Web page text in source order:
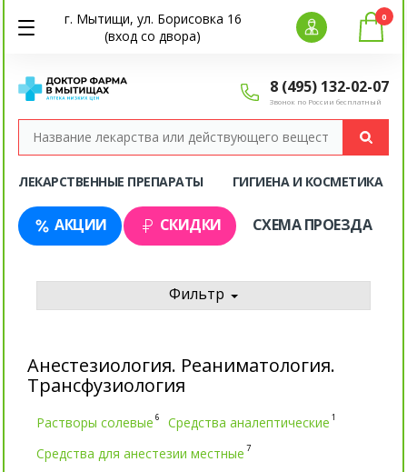
г. Мытищи, ул. Борисовка 16
(вход со двора)
8 (495) 132-02-07
Звонок по России бесплатный
0
ЛЕКАРСТВЕННЫЕ ПРЕПАРАТЫ ГИГИЕНА И КОСМЕТИКА
АКЦИИ СКИДКИ СХЕМА ПРОЕЗДА
Фильтр
Анестезиология. Реаниматология.
Трансфузиология
Растворы солевые 6 Средства аналептические 1
Средства для анестезии местные 7